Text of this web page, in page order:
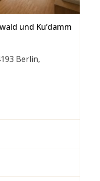
und Ku’damm
Berlin,